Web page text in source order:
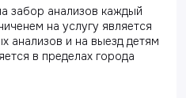
забор анализов каждый
на услугу является
анализов и на выезд детям
в пределах города